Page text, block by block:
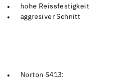
hohe Reissfestigkeit
aggresiver Schnitt
Norton S413: